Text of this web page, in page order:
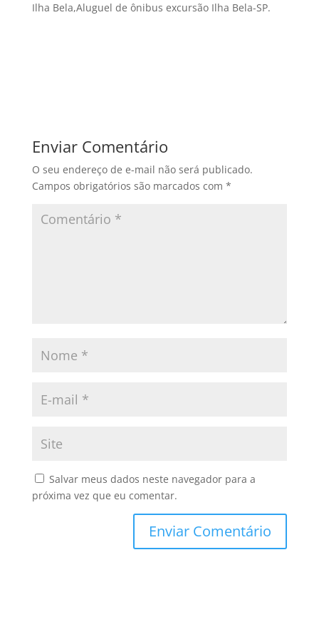
Ilha Bela,Aluguel de ônibus excursão Ilha Bela-SP.
Enviar Comentário
O seu endereço de e-mail não será publicado.
Campos obrigatórios são marcados com *
Salvar meus dados neste navegador para a
próxima vez que eu comentar.